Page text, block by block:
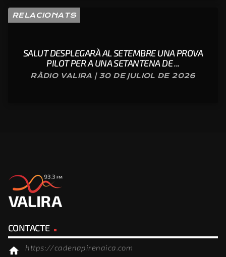
RELACIONATS
SALUT DESPLEGARÀ AL SETEMBRE UNA PROVA
PILOT PER A UNA SETANTENA DE ...
RÀDIO VALIRA | 30 DE JULIOL DE 2026
CONTACTE
home https://cadenapirenaica.com